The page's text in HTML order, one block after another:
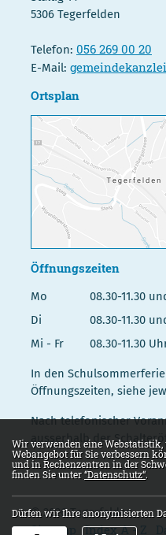
5306 Tegerfelden
Telefon: 056 269 00 20
E-Mail:
Ortsplan
Öffnungszeiten
Mo
08.30-11.30
Di
08.30-11.30
Mi - Fr
08.30-11.30
In den
Öffnungszeiten, siehe
Nach telefonischer
ausserhalb der
© 2026 Tegerfelden
Toolbar
Sitemap Index A - Z
Webstatistik
Wir verwenden eine
Webangebot für Sie verbessern
und in Rechenzentren in der
finden Sie unter“Datenschutz“.
Dürfen wir Ihre anonymisierten